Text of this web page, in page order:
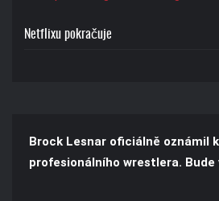
Netflixu pokračuje
Brock Lesnar oficiálně oznámil
profesionálního wrestlera. Bude